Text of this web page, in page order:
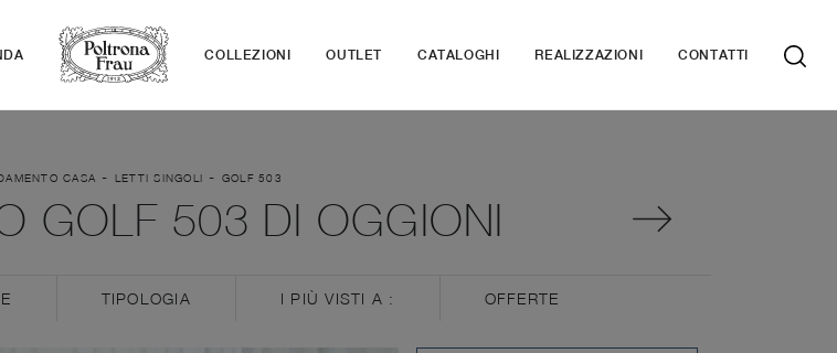
COLLEZIONI OUTLET CATALOGHI REALIZZAZIONI CONTATTI
CASA - LETTI SINGOLI - GOLF 503
GOLF 503 DI OGGIONI
TIPOLOGIA I PIÙ VISTI A : OFFERTE